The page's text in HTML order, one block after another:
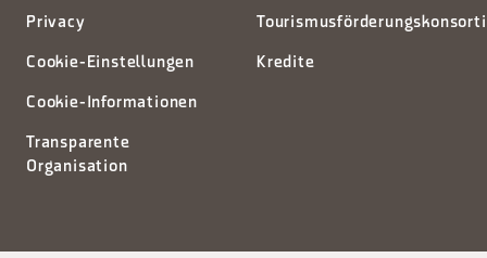
Privacy
Cookie-Einstellungen
Cookie-Informationen
Transparente
Organisation
Kredite